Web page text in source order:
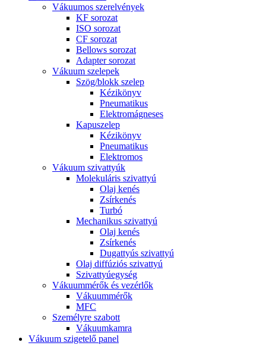
Vákuumos szerelvények
KF sorozat
ISO sorozat
CF sorozat
Bellows sorozat
Adapter sorozat
Vákuum szelepek
Szög/blokk szelep
Kézikönyv
Pneumatikus
Elektromágneses
Kapuszelep
Kézikönyv
Pneumatikus
Elektromos
Vákuum szivattyúk
Molekuláris szivattyú
Olaj kenés
Zsírkenés
Turbó
Mechanikus szivattyú
Olaj kenés
Zsírkenés
Dugattyús szivattyú
Olaj diffúziós szivattyú
Szivattyúegység
Vákuummérők és vezérlők
Vákuummérők
MFC
Személyre szabott
Vákuumkamra
Vákuum szigetelő panel